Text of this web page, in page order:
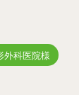
外科医院様